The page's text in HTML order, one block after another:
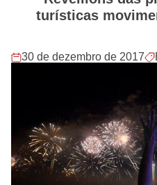
turísticas
30 de dezembro de 2017